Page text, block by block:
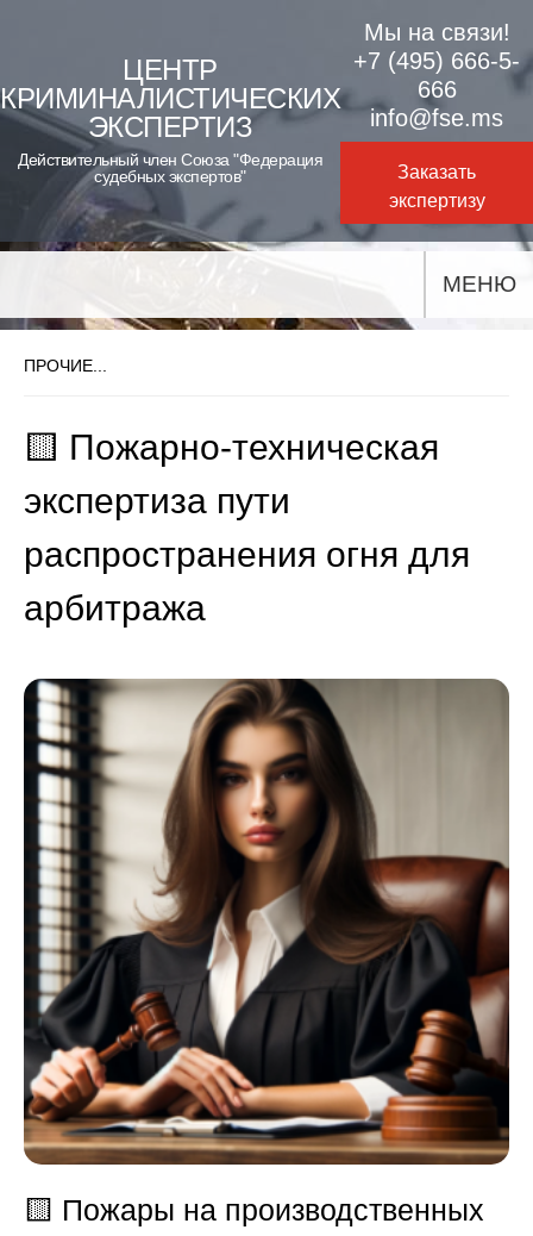
content
ЦЕНТР
КРИМИНАЛИСТИЧЕСКИХ
ЭКСПЕРТИЗ
Действительный член Союза "Федерация
судебных экспертов"
Мы на связи!
+7 (495) 666-5-
666
info@fse.ms
Заказать
экспертизу
МЕНЮ
ПРОЧИЕ...
🟨 Пожарно-техническая
экспертиза пути
распространения огня для
арбитража
🟨 Пожары на производственных